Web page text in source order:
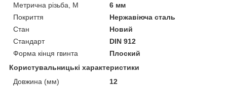
Метрична різьба, М
6 мм
Покриття
Нержавіюча сталь
Стан
Новий
Стандарт
DIN 912
Форма кінця гвинта
Плоский
Користувальницькі характеристики
Довжина (мм)
12